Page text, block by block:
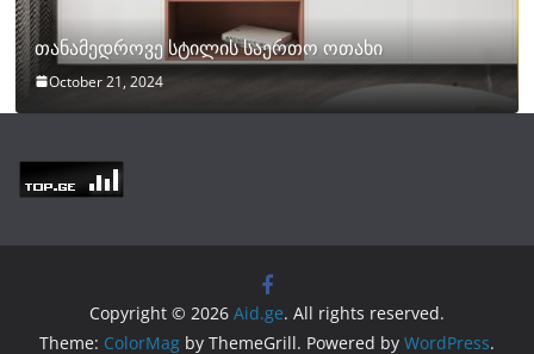
თანამედროვე სტილის საერთო ოთახი
October 21, 2024
Copyright © 2026 Aid.ge. All rights reserved.
Theme: ColorMag by ThemeGrill. Powered by WordPress.